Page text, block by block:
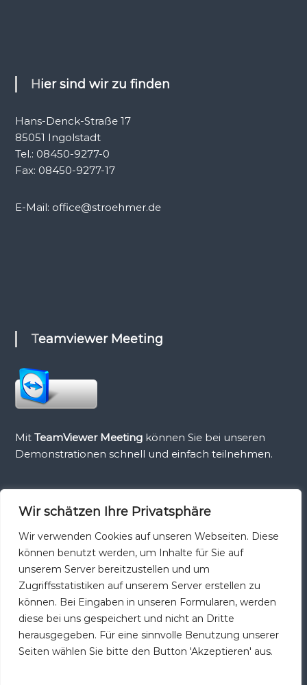
Wir schätzen Ihre Privatsphäre
Wir verwenden Cookies auf unseren Webseiten. Diese
können benutzt werden, um Inhalte für Sie auf
unserem Server bereitzustellen und um
Zugriffsstatistiken auf unserem Server erstellen zu
können. Bei Eingaben in unseren Formularen, werden
diese bei uns gespeichert und nicht an Dritte
herausgegeben. Für eine sinnvolle Benutzung unserer
Seiten wählen Sie bitte den Button 'Akzeptieren' aus.
Hier sind wir zu finden
Hans-Denck-Straße 17
85051 Ingolstadt
Tel.: 08450-9277-0
Fax: 08450-9277-17
E-Mail: office@stroehmer.de
Teamviewer Meeting
MitTeamViewer Meeting können Sie bei unseren
Demonstrationen schnell und einfach teilnehmen.
Teamviewer Host
TeamViewer Hostist die ideale Lösung für Monitoring,
Serverwartung oder Zugriff auf einen PC oder Mac im
Büro und Zuhause, die bereits beim Systemstart
geladen wird.